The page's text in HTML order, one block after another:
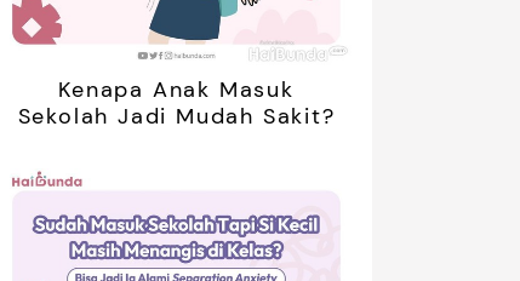
Kenapa Anak Masuk
Sekolah Jadi Mudah Sakit?